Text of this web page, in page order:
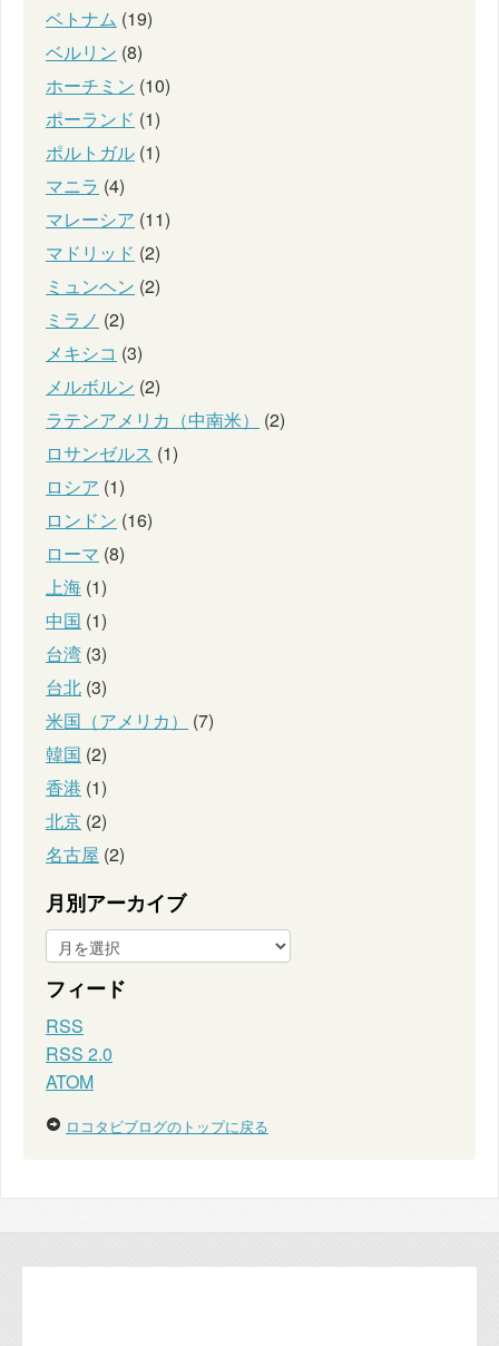
ベトナム (19)
ベルリン (8)
ホーチミン (10)
ポーランド (1)
ポルトガル (1)
マニラ (4)
マレーシア (11)
マドリッド (2)
ミュンヘン (2)
ミラノ (2)
メキシコ (3)
メルボルン (2)
ラテンアメリカ（中南米）
(2)
ロサンゼルス (1)
ロシア (1)
ロンドン (16)
ローマ (8)
上海 (1)
中国 (1)
台湾 (3)
台北 (3)
米国（アメリカ）
(7)
韓国 (2)
香港 (1)
北京 (2)
名古屋 (2)
月別アーカイブ
フィード
RSS
RSS 2.0
ATOM
ロコタビブログのトップに戻る